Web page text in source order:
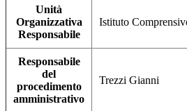
Unità
Organizzativa
Responsabile
Istituto
Responsabile
del
procedimento
amministrativo
Trezzi Gianni